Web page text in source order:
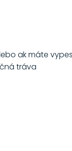
ak máte
tráva